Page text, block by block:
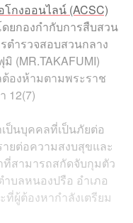
กงออนไลน์ (ACSC)
ยกองกำกับการสืบสวน
ตำรวจสอบสวนกลาง
(MR.TAKAFUMI)
องห้ามตามพระราช
12(7)
ป็นบุคคลที่เป็นภัยต่อ
ยต่อความสงบสุขและ
ที่สามารถสกัดจับกุมตัว
บลหนองปรือ อำเภอ
ผู้ต้องหากำลังเตรียม